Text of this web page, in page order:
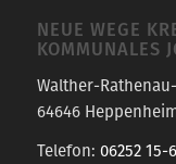
NEUE WEGE
OMMUNALES
Walther-
64646
Telefon: 06252 15-